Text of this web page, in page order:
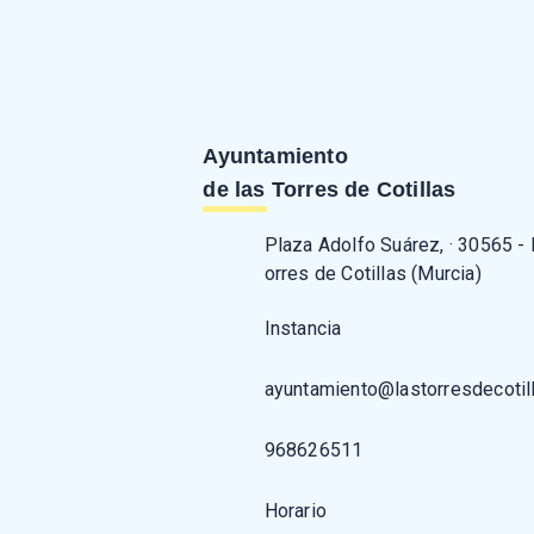
Ayuntamiento
de las Torres de Cotillas
Plaza Adolfo Suárez, · 30565 -
orres de Cotillas (Murcia)
Instancia
968626511
Horario